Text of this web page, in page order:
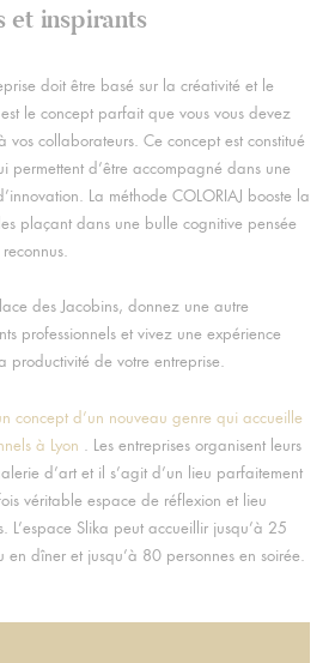
et inspirants
doit être basé sur la créativité et le
est le concept parfait que vous vous devez
vos collaborateurs. Ce concept est constitué
permettent d’être accompagné dans une
La méthode COLORIAJ booste la
plaçant dans une bulle cognitive pensée
des Jacobins, donnez une autre
professionnels et vivez une expérience
productivité de votre entreprise.
concept d’un nouveau genre qui accueille
à Lyon . Les entreprises organisent leurs
d’art et il s’agit d’un lieu parfaitement
véritable espace de réflexion et lieu
L’espace Slika peut accueillir jusqu’à 25
en dîner et jusqu’à 80 personnes en soirée.